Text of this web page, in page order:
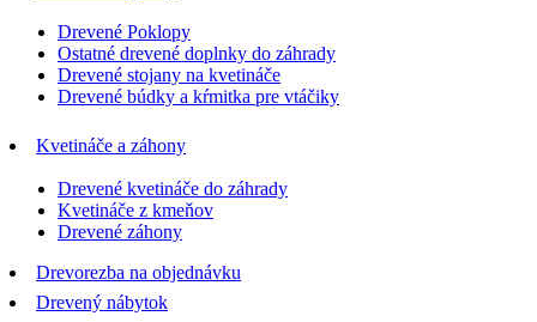
Drevené Poklopy
Ostatné drevené doplnky do záhrady
Drevené stojany na kvetináče
Drevené búdky a kŕmitka pre vtáčiky
Kvetináče a záhony
Drevené kvetináče do záhrady
Kvetináče z kmeňov
Drevené záhony
Drevorezba na objednávku
Drevený nábytok